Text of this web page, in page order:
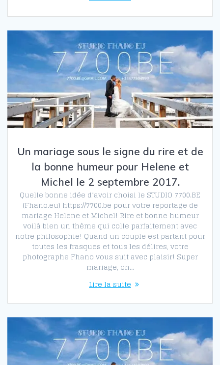
Un mariage sous le signe du rire et de
la bonne humeur pour Helene et
Michel le 2 septembre 2017.
Quelle bonne idée d’avoir choisi le STUDIO 7700.BE
(Fhano.eu) https://7700.be pour votre reportage de
mariage Helene et Michel! Rire et bonne humeur
voilà bien un thème qui colle parfaitement avec
notre philosophie! Quand un couple est partant pour
toutes les frasques et tous les délires, votre
photographe Fhano vous suit avec plaisir! Super
mariage, on…
Lire la suite